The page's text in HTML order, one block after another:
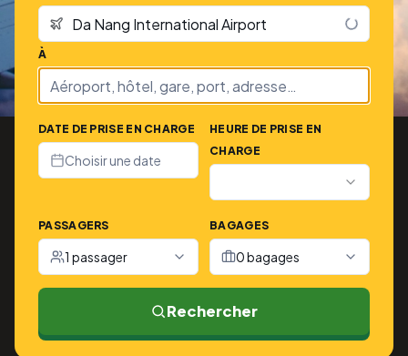
À
DATE DE PRISE EN CHARGE
Choisir une date
HEURE DE PRISE EN
CHARGE
PASSAGERS
1 passager
BAGAGES
0 bagages
Rechercher